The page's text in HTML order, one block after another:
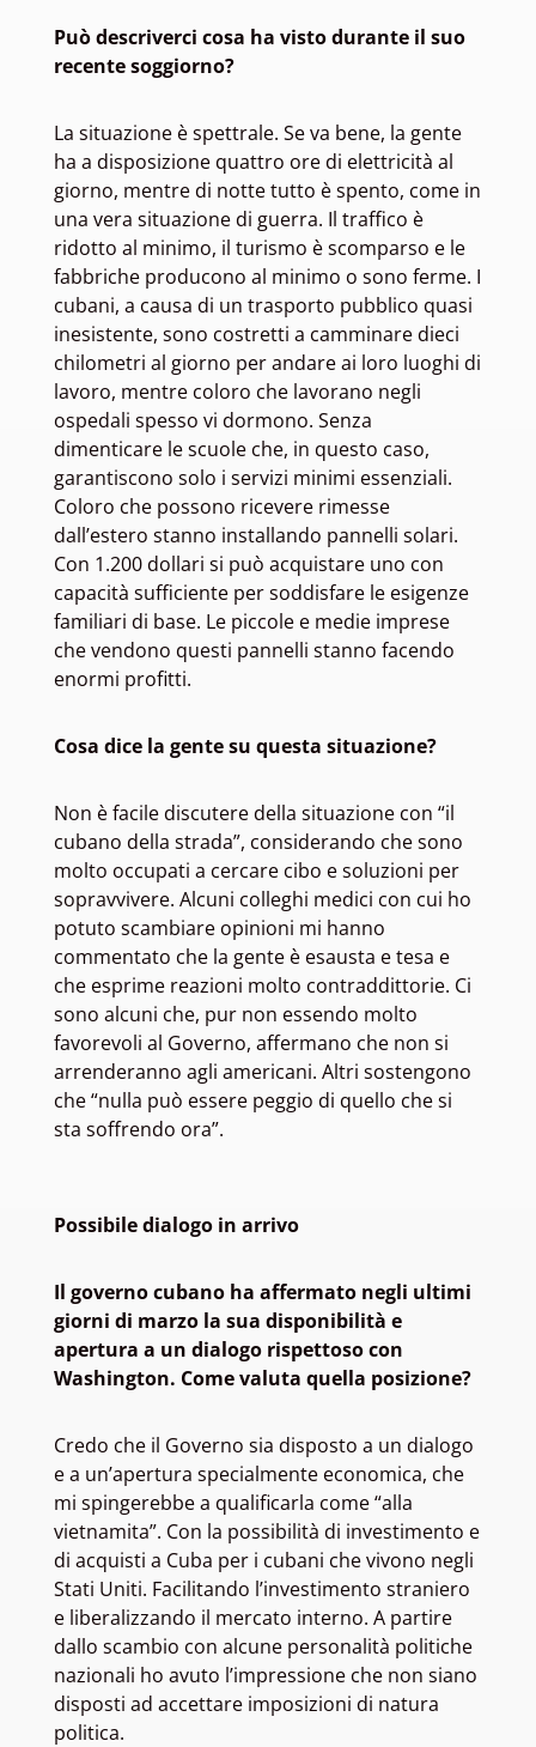
Può descriverci cosa ha visto durante il suo
recente soggiorno?
La situazione è spettrale. Se va bene, la gente
ha a disposizione quattro ore di elettricità al
giorno, mentre di notte tutto è spento, come in
una vera situazione di guerra. Il traffico è
ridotto al minimo, il turismo è scomparso e le
fabbriche producono al minimo o sono ferme. I
cubani, a causa di un trasporto pubblico quasi
inesistente, sono costretti a camminare dieci
chilometri al giorno per andare ai loro luoghi di
lavoro, mentre coloro che lavorano negli
ospedali spesso vi dormono. Senza
dimenticare le scuole che, in questo caso,
garantiscono solo i servizi minimi essenziali.
Coloro che possono ricevere rimesse
dall’estero stanno installando pannelli solari.
Con 1.200 dollari si può acquistare uno con
capacità sufficiente per soddisfare le esigenze
familiari di base. Le piccole e medie imprese
che vendono questi pannelli stanno facendo
enormi profitti.
Cosa dice la gente su questa situazione?
Non è facile discutere della situazione con “il
cubano della strada”, considerando che sono
molto occupati a cercare cibo e soluzioni per
sopravvivere. Alcuni colleghi medici con cui ho
potuto scambiare opinioni mi hanno
commentato che la gente è esausta e tesa e
che esprime reazioni molto contraddittorie. Ci
sono alcuni che, pur non essendo molto
favorevoli al Governo, affermano che non si
arrenderanno agli americani. Altri sostengono
che “nulla può essere peggio di quello che si
sta soffrendo ora”.
Possibile dialogo in arrivo
Il governo cubano ha affermato negli ultimi
giorni di marzo la sua disponibilità e
apertura a un dialogo rispettoso con
Washington. Come valuta quella posizione?
Credo che il Governo sia disposto a un dialogo
e a un’apertura specialmente economica, che
mi spingerebbe a qualificarla come “alla
vietnamita”. Con la possibilità di investimento e
di acquisti a Cuba per i cubani che vivono negli
Stati Uniti. Facilitando l’investimento straniero
e liberalizzando il mercato interno. A partire
dallo scambio con alcune personalità politiche
nazionali ho avuto l’impressione che non siano
disposti ad accettare imposizioni di natura
politica.